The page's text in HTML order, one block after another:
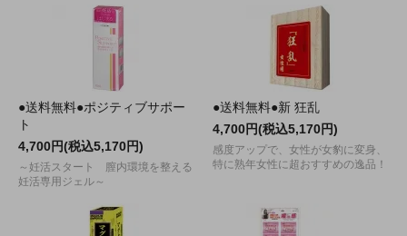
●送料無料●ポジティブサポー
ト
4,700円(税込5,170円)
～妊活スタート 膣内環境を整える
妊活専用ジェル～
●送料無料●新 狂乱
4,700円(税込5,170円)
感度アップで、女性が女豹に変身、
特に熟年女性に超おすすめの逸品！